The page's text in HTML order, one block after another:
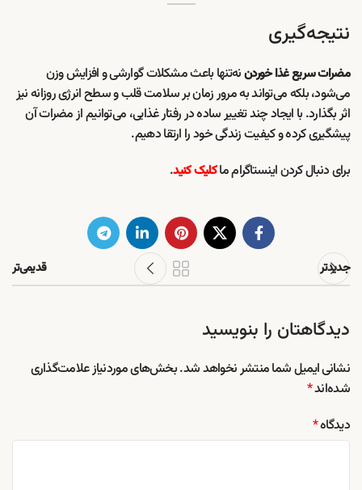
نتیجه‌گیری
مضرات سریع غذا خوردننه‌تنها باعث مشکلات گوارشی و افزایش وزن
می‌شود، بلکه می‌تواند به مرور زمان بر سلامت قلب و سطح انرژی روزانه نیز
اثر بگذارد. با ایجاد چند تغییر ساده در رفتار غذایی، می‌توانیم از مضرات آن
پیشگیری کرده و کیفیت زندگی خود را ارتقا دهیم.
برای دنبال کردن اینستاگرام ماکلیک کنید.
جدیدتر قدیمی‌تر
دیدگاهتان را بنویسید
نشانی ایمیل شما منتشر نخواهد شد.بخش‌های موردنیاز علامت‌گذاری
شده‌اند*
دیدگاه*